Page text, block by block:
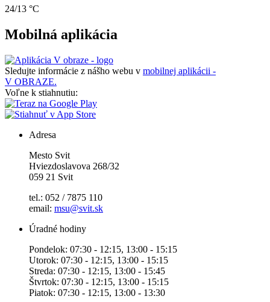
24/13 °C
Mobilná aplikácia
Sledujte informácie z nášho webu v mobilnej aplikácii -
V OBRAZE.
Voľne k stiahnutiu:
Adresa
Mesto Svit
Hviezdoslavova 268/32
059 21 Svit
tel.: 052 / 7875 110
email: msu@svit.sk
Úradné hodiny
Pondelok: 07:30 - 12:15, 13:00 - 15:15
Utorok: 07:30 - 12:15, 13:00 - 15:15
Streda: 07:30 - 12:15, 13:00 - 15:45
Štvrtok: 07:30 - 12:15, 13:00 - 15:15
Piatok: 07:30 - 12:15, 13:00 - 13:30